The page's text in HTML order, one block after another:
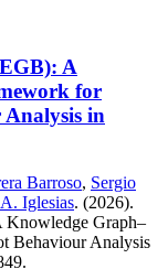
A
for
in
Barroso, Sergio
Iglesias. (2026).
Knowledge Graph–
Behaviour Analysis